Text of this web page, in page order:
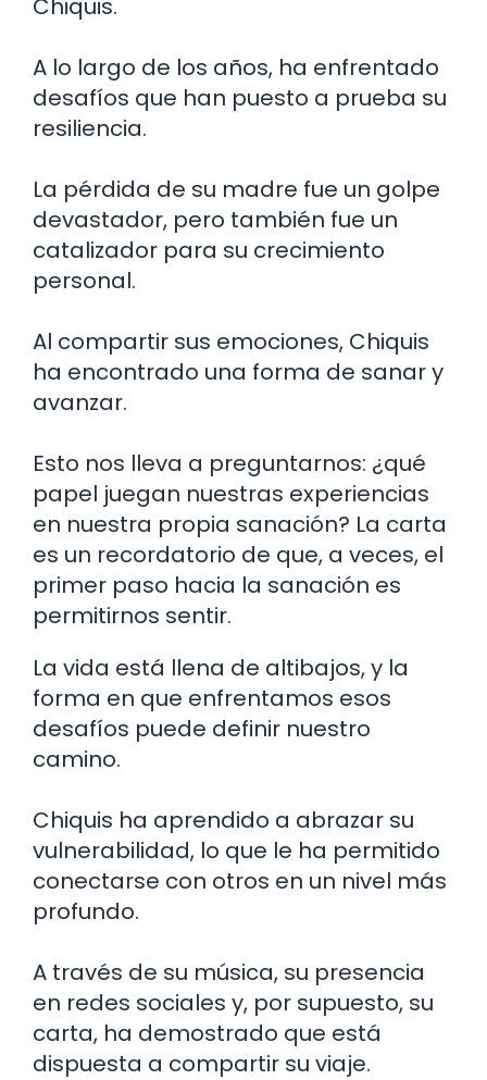
Chiquis.
A lo largo de los años, ha enfrentado
desafíos que han puesto a prueba su
resiliencia.
La pérdida de su madre fue un golpe
devastador, pero también fue un
catalizador para su crecimiento
personal.
Al compartir sus emociones, Chiquis
ha encontrado una forma de sanar y
avanzar.
Esto nos lleva a preguntarnos: ¿qué
papel juegan nuestras experiencias
en nuestra propia sanación? La carta
es un recordatorio de que, a veces, el
primer paso hacia la sanación es
permitirnos sentir.
La vida está llena de altibajos, y la
forma en que enfrentamos esos
desafíos puede definir nuestro
camino.
Chiquis ha aprendido a abrazar su
vulnerabilidad, lo que le ha permitido
conectarse con otros en un nivel más
profundo.
A través de su música, su presencia
en redes sociales y, por supuesto, su
carta, ha demostrado que está
dispuesta a compartir su viaje.